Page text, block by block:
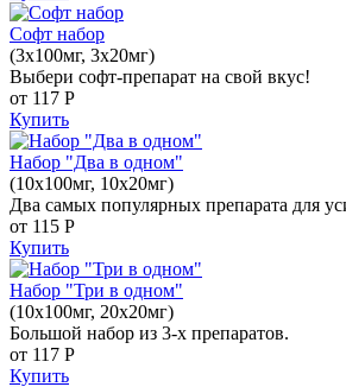
Софт набор
(3x100мг, 3x20мг)
Выбери софт-препарат на свой вкус!
от 117 Р
Купить
Набор "Два в одном"
(10x100мг, 10x20мг)
Два самых популярных препарата для
от 115 Р
Купить
Набор "Три в одном"
(10x100мг, 20x20мг)
Большой набор из 3-х препаратов.
от 117 Р
Купить